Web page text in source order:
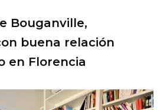
Bouganville,
buena relación
en Florencia